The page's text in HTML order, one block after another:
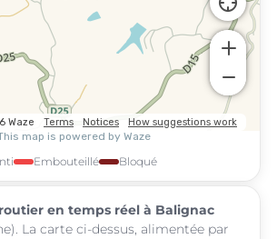
Embouteillé Bloqué
en temps réel à Balignac
La carte ci-dessus, alimentée par